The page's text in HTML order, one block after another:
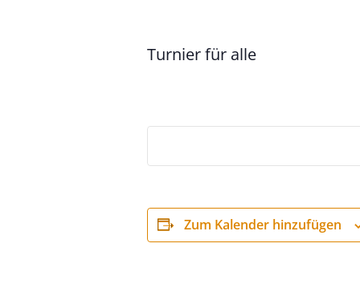
Turnier für alle
Zum Kalender hinzufügen